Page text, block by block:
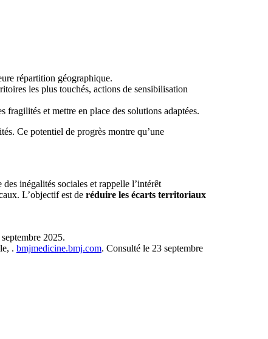
répartition géographique.
les plus touchés, actions de sensibilisation
et mettre en place des solutions adaptées.
Ce potentiel de progrès montre qu’une
inégalités sociales et rappelle l’intérêt
L’objectif est de réduire les écarts territoriaux
2025.
. bmjmedicine.bmj.com. Consulté le 23 septembre